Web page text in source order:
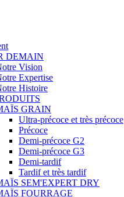
DEMAIN
Vision
Expertise
Histoire
GRAIN
Ultra-précoce et très précoce
Précoce
Demi-précoce G2
Demi-précoce G3
Demi-tardif
Tardif et très tardif
SEM'EXPERT DRY
FOURRAGE